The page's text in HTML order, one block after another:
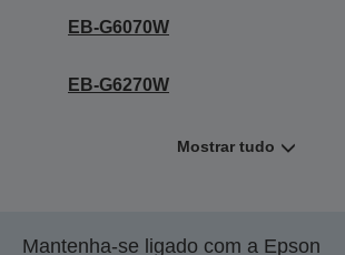
EB-G6070W
EB-G6270W
Mostrar tudo
Mantenha-se ligado com a Epson